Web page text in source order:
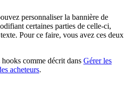
personnaliser la bannière de
certaines parties de celle-ci,
Pour ce faire, vous avez ces deux
comme décrit dans Gérer les
acheteurs.